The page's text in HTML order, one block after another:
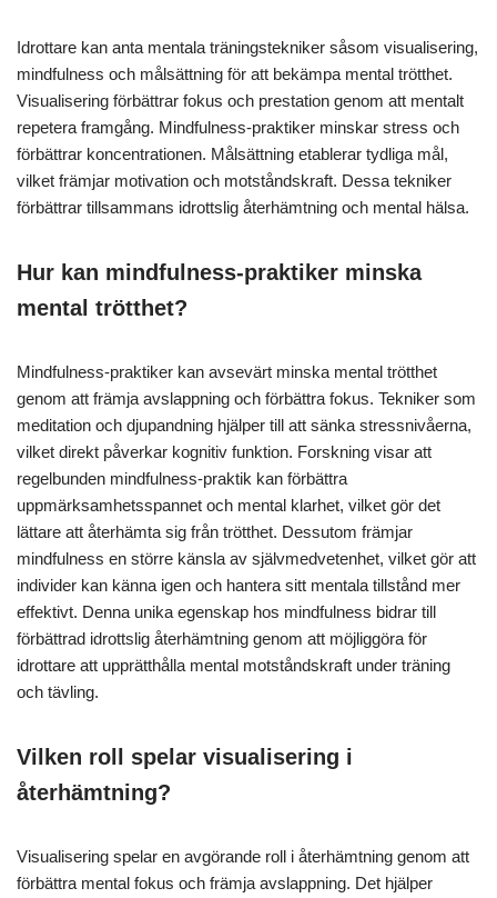
Idrottare kan anta mentala träningstekniker såsom visualisering,
mindfulness och målsättning för att bekämpa mental trötthet.
Visualisering förbättrar fokus och prestation genom att mentalt
repetera framgång. Mindfulness-praktiker minskar stress och
förbättrar koncentrationen. Målsättning etablerar tydliga mål,
vilket främjar motivation och motståndskraft. Dessa tekniker
förbättrar tillsammans idrottslig återhämtning och mental hälsa.
Hur kan mindfulness-praktiker minska
mental trötthet?
Mindfulness-praktiker kan avsevärt minska mental trötthet
genom att främja avslappning och förbättra fokus. Tekniker som
meditation och djupandning hjälper till att sänka stressnivåerna,
vilket direkt påverkar kognitiv funktion. Forskning visar att
regelbunden mindfulness-praktik kan förbättra
uppmärksamhetsspannet och mental klarhet, vilket gör det
lättare att återhämta sig från trötthet. Dessutom främjar
mindfulness en större känsla av självmedvetenhet, vilket gör att
individer kan känna igen och hantera sitt mentala tillstånd mer
effektivt. Denna unika egenskap hos mindfulness bidrar till
förbättrad idrottslig återhämtning genom att möjliggöra för
idrottare att upprätthålla mental motståndskraft under träning
och tävling.
Vilken roll spelar visualisering i
återhämtning?
Visualisering spelar en avgörande roll i återhämtning genom att
förbättra mental fokus och främja avslappning. Det hjälper